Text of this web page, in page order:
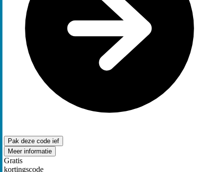
Pak deze code ief
Meer informatie
Gratis
kortingscode